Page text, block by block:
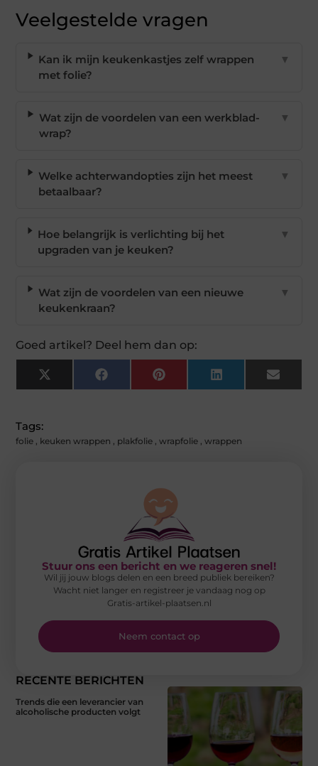
Veelgestelde vragen
Kan ik mijn keukenkastjes zelf wrappen
met folie?
▼
Wat zijn de voordelen van een werkblad-
wrap?
▼
Welke achterwandopties zijn het meest
betaalbaar?
▼
Hoe belangrijk is verlichting bij het
upgraden van je keuken?
▼
Wat zijn de voordelen van een nieuwe
keukenkraan?
▼
Goed artikel? Deel hem dan op:
X
(Twitter)
FacebookPinterest LinkedIn Email
Tags:
folie , keuken wrappen , plakfolie ,wrapfolie ,wrappen
RECENTE BERICHTEN
Trends die een leverancier van
alcoholische producten volgt
Stuur ons een bericht en we reageren snel!
Wil jij jouw blogs delen en een breed publiek bereiken?
Wacht niet langer en registreer je vandaag nog op
Gratis-artikel-plaatsen.nl
Neem contact op